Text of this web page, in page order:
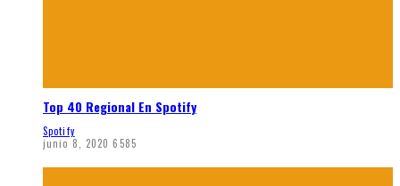
Top 40 Regional En Spotify
Spotify
junio 8, 2020 6585